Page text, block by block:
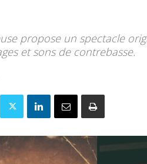
propose un spectacle
et sons de contrebasse.